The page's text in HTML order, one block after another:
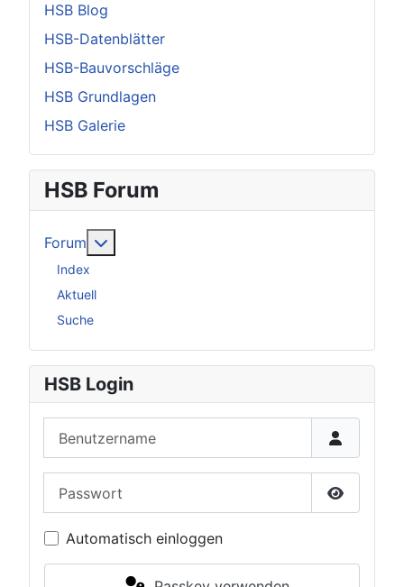
HSB Blog
HSB-Datenblätter
HSB-Bauvorschläge
HSB Grundlagen
HSB Galerie
HSB Forum
Forum
Index
Aktuell
Suche
HSB Login
Passwort
Automatisch einloggen